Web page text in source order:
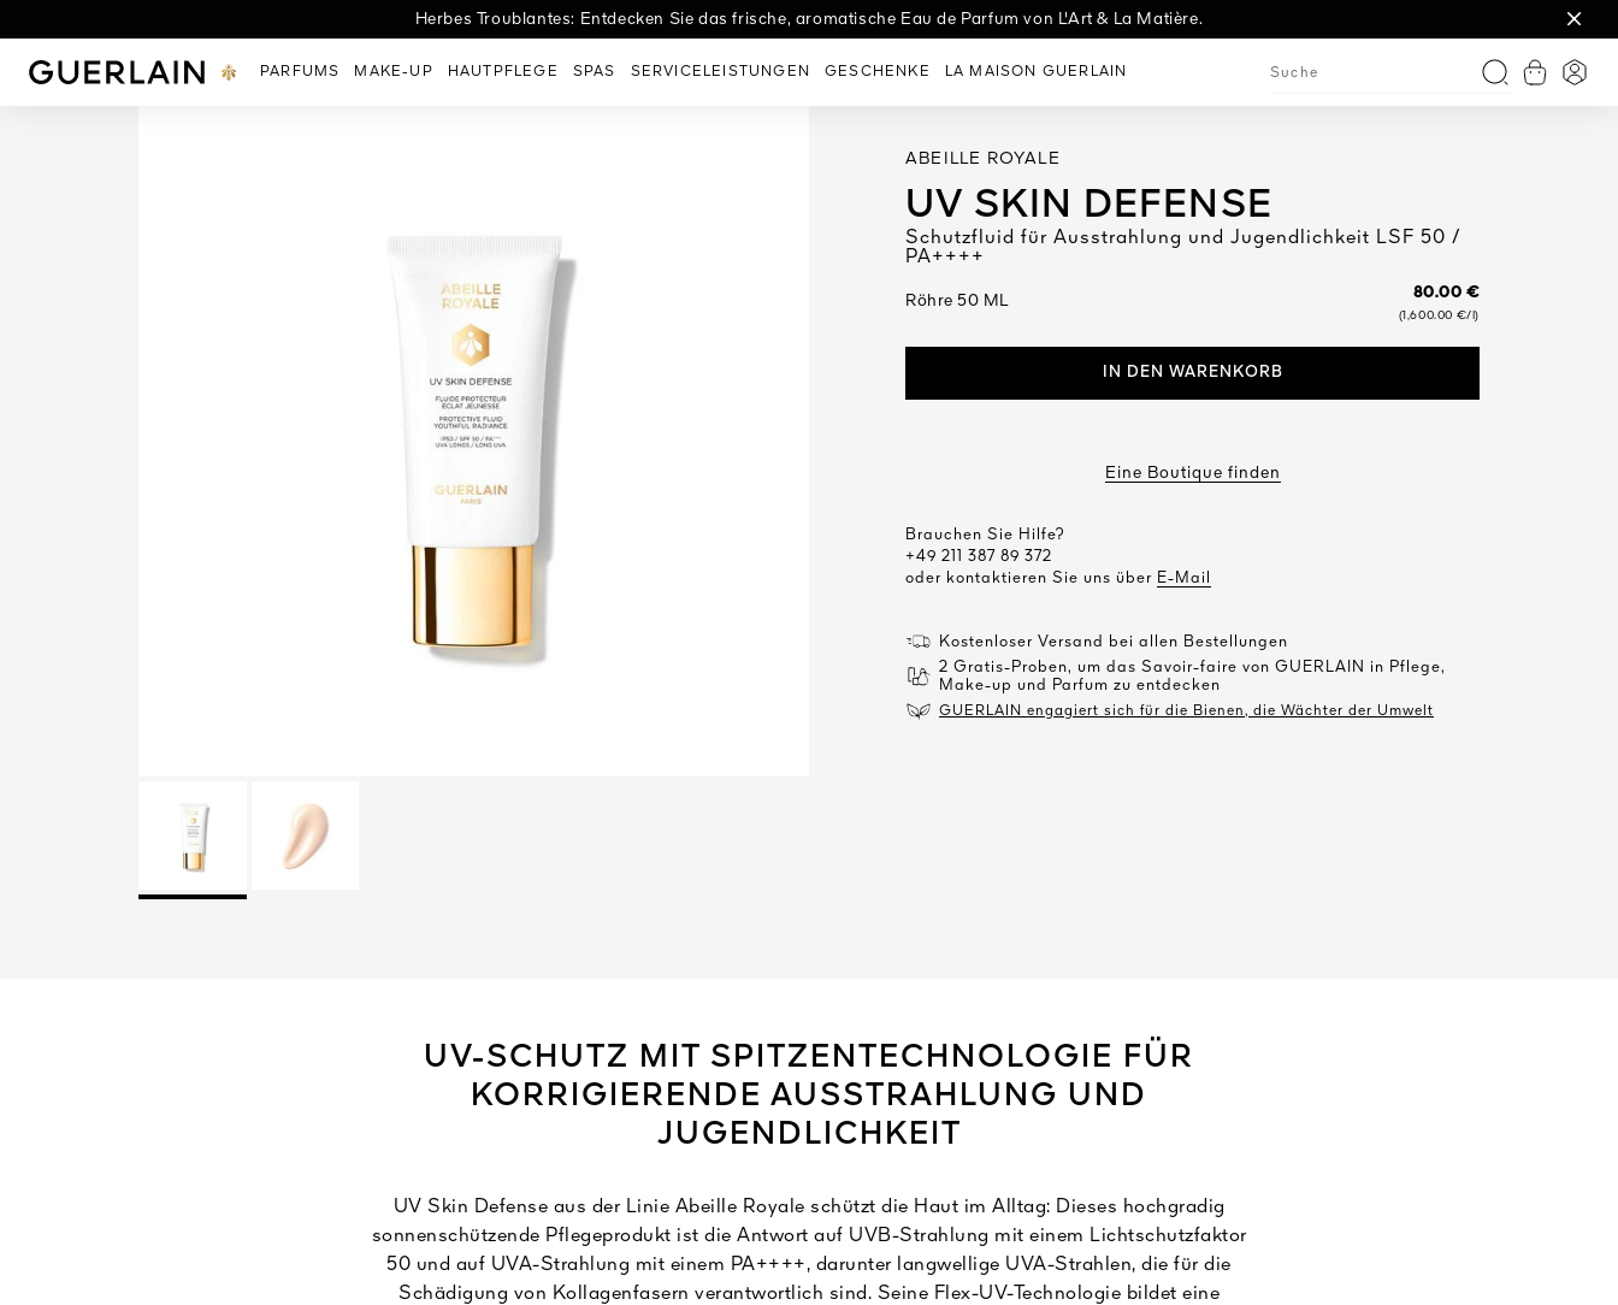
Les Eaux: Entdecken Sie Eau de Tulle, den perfekten Duft zur Hochzeit.
Herbes Troublantes: Entdecken Sie das frische, aromatische Eau de Parfum von L'Art & La Matière.
Guerlain - (Zurück zur Startseite)
PARFUMS MAKE-UP HAUTPFLEGE SPAS SERVICELEISTUNGEN GESCHENKE LA MAISON GUERLAIN
Suche
ABEILLE ROYALE
UV SKIN DEFENSE
Schutzfluid für Ausstrahlung und Jugendlichkeit LSF 50 /
PA++++
Röhre 50 ML 80.00 €
(1,600.00 €/l)
IN DEN WARENKORB
Eine Boutique finden
Brauchen Sie Hilfe?
+49 211 387 89 372
oder kontaktieren Sie uns über E-Mail
Kostenloser Versand bei allen Bestellungen
2 Gratis-Proben, um das Savoir-faire von GUERLAIN in Pflege,
Make-up und Parfum zu entdecken
GUERLAIN engagiert sich für die Bienen, die Wächter der Umwelt
UV-SCHUTZ MIT SPITZENTECHNOLOGIE FÜR
KORRIGIERENDE AUSSTRAHLUNG UND
JUGENDLICHKEIT
UV Skin Defense aus der Linie Abeille Royale schützt die Haut im Alltag: Dieses hochgradig
sonnenschützende Pflegeprodukt ist die Antwort auf UVB-Strahlung mit einem Lichtschutzfaktor
50 und auf UVA-Strahlung mit einem PA++++, darunter langwellige UVA-Strahlen, die für die
Schädigung von Kollagenfasern verantwortlich sind. Seine Flex-UV-Technologie bildet eine